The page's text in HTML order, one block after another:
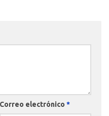
Correo electrónico *